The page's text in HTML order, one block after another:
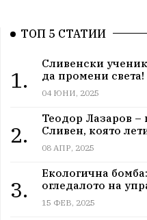
ТОП 5 СТАТИИ
1.
Сливенски
да промени света!
04 ЮНИ, 2025
2.
Теодор Лазаров –
Сливен, която
08 АПР, 2025
3.
Екологична
огледалото на
15 ФЕВ, 2025